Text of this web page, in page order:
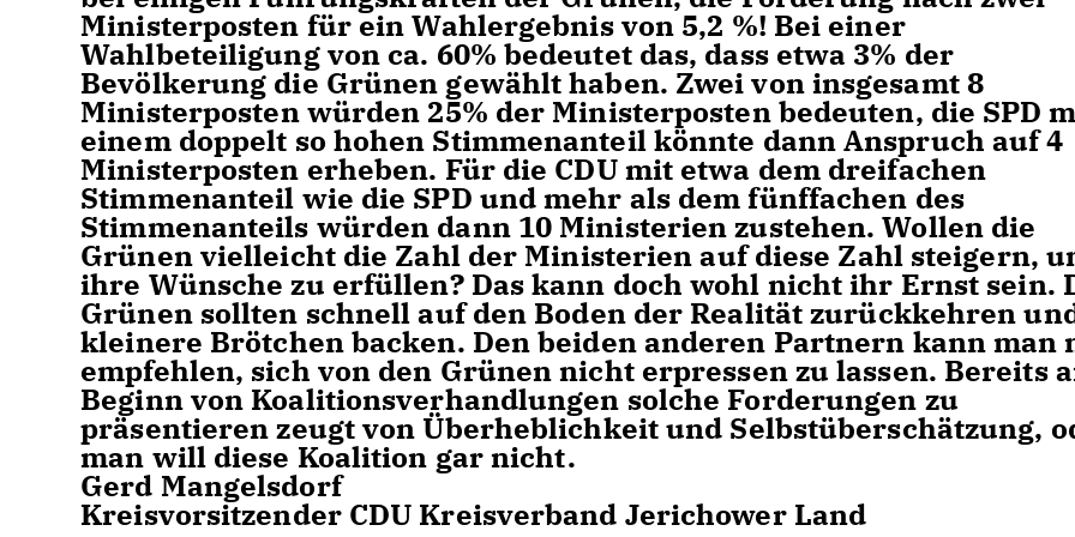
Ministerposten für ein Wahlergebnis von 5,2 %! Bei einer
Wahlbeteiligung von ca. 60% bedeutet das, dass etwa 3% der
Bevölkerung die Grünen gewählt haben. Zwei von insgesamt 8
Ministerposten würden 25% der Ministerposten bedeuten, die SPD
einem doppelt so hohen Stimmenanteil könnte dann Anspruch auf 4
Ministerposten erheben. Für die CDU mit etwa dem dreifachen
Stimmenanteil wie die SPD und mehr als dem fünffachen des
Stimmenanteils würden dann 10 Ministerien zustehen. Wollen die
Grünen vielleicht die Zahl der Ministerien auf diese Zahl steigern,
ihre Wünsche zu erfüllen? Das kann doch wohl nicht ihr Ernst sein.
Grünen sollten schnell auf den Boden der Realität zurückkehren
kleinere Brötchen backen. Den beiden anderen Partnern kann man
empfehlen, sich von den Grünen nicht erpressen zu lassen. Bereits
Beginn von Koalitionsverhandlungen solche Forderungen zu
präsentieren zeugt von Überheblichkeit und Selbstüberschätzung,
man will diese Koalition gar nicht.
Gerd Mangelsdorf
Kreisvorsitzender CDU Kreisverband Jerichower Land